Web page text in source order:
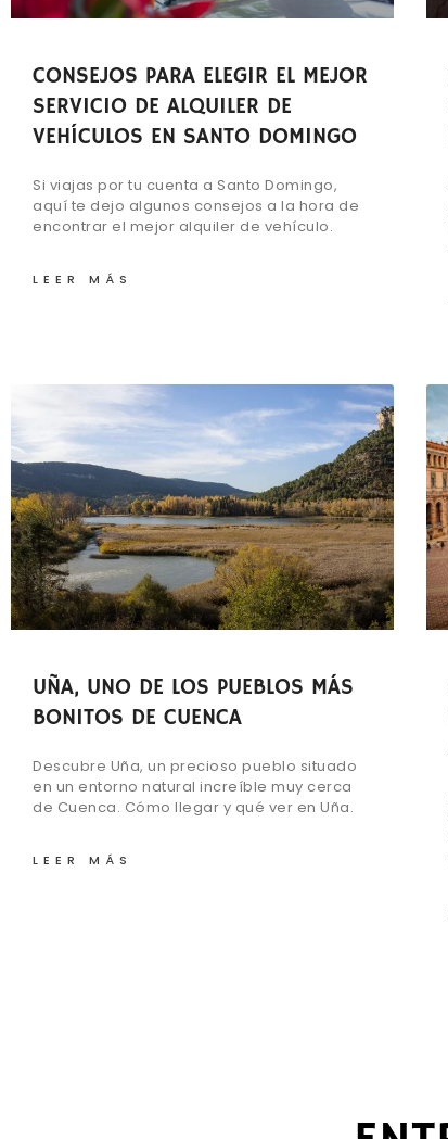
CONSEJOS PARA ELEGIR EL MEJOR
SERVICIO DE ALQUILER DE
VEHÍCULOS EN SANTO DOMINGO
Si viajas por tu cuenta a Santo Domingo,
aquí te dejo algunos consejos a la hora de
encontrar el mejor alquiler de vehículo.
LEER MÁS
UÑA, UNO DE LOS PUEBLOS MÁS
BONITOS DE CUENCA
Descubre Uña, un precioso pueblo situado
en un entorno natural increíble muy cerca
de Cuenca. Cómo llegar y qué ver en Uña.
LEER MÁS